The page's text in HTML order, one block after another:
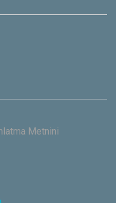
Metnini